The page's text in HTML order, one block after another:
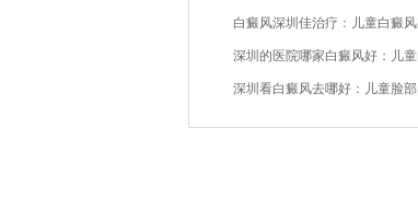
白癜风深圳佳治疗：儿童白癜
深圳的医院哪家白癜风好：儿童
深圳看白癜风去哪好：儿童脸部